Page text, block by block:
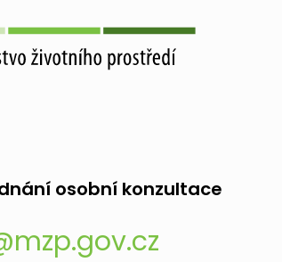
osobní konzultace